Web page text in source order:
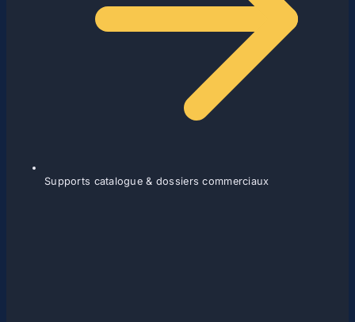
Supports catalogue & dossiers commerciaux